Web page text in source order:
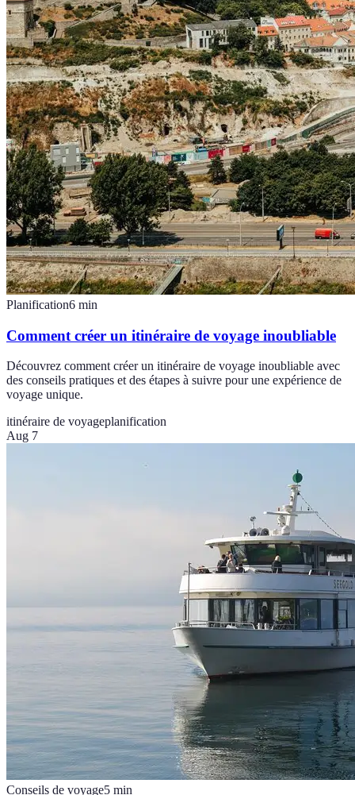
Planification6 min
Comment créer un itinéraire de voyage inoubliable
Découvrez comment créer un itinéraire de voyage inoubliable avec
des conseils pratiques et des étapes à suivre pour une expérience de
voyage unique.
itinéraire de voyageplanification
Aug 7
Conseils de voyage5 min